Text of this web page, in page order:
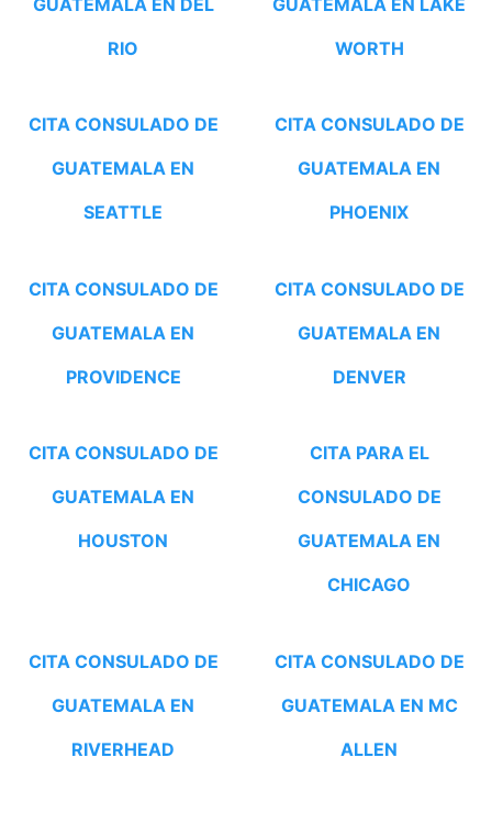
RIO
WORTH
CITA CONSULADO DE
GUATEMALA EN
SEATTLE
CITA CONSULADO DE
GUATEMALA EN
PHOENIX
CITA CONSULADO DE
GUATEMALA EN
PROVIDENCE
CITA CONSULADO DE
GUATEMALA EN
DENVER
CITA CONSULADO DE
GUATEMALA EN
HOUSTON
CITA PARA EL
CONSULADO DE
GUATEMALA EN
CHICAGO
CITA CONSULADO DE
GUATEMALA EN
RIVERHEAD
CITA CONSULADO DE
GUATEMALA EN MC
ALLEN